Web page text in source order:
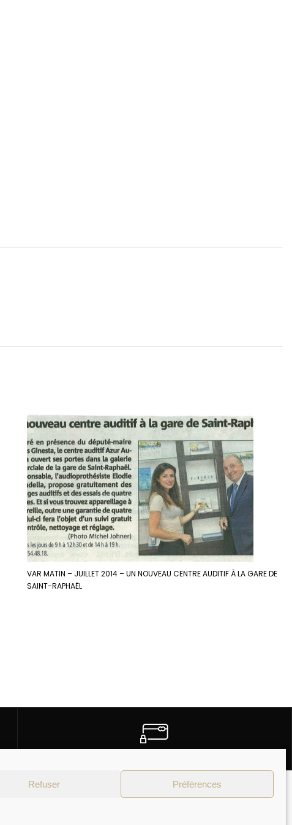
Refuser Préférences
VAR MATIN – JUILLET 2014 – UN NOUVEAU CENTRE AUDITIF À LA GARE DE
SAINT-RAPHAËL
Moyens de paiement